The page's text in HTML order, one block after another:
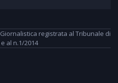
Giornalistica registrata al Tribunale di
al n.1/2014